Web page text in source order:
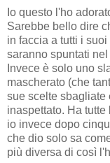
Io questo l'ho
Sarebbe bello dire
in faccia a tutti i
saranno spuntati
Invece è solo uno
mascherato (che
sue scelte sbagliate
inaspettato. Ha
io invece dopo
che dio solo sa
più diversa di così